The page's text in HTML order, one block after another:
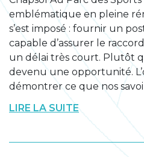
emblématique en pleine
s’est imposé : fournir un
capable d’assurer le
un délai très court. Plutôt
devenu une opportunité.
démontrer ce que nos
LIRE LA SUITE